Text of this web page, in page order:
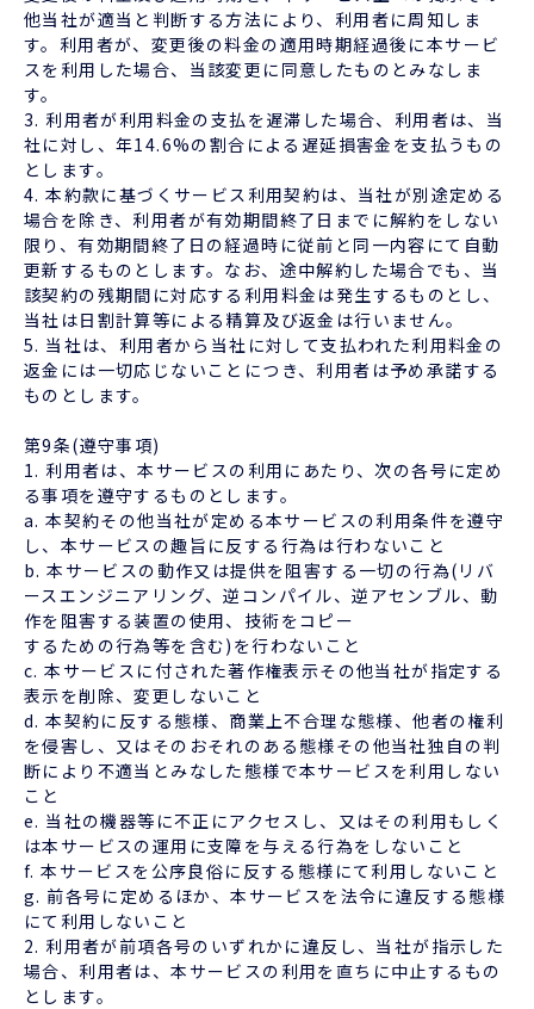
他当社が適当と判断する方法により、利用者に周知しま
す。利用者が、変更後の料金の適用時期経過後に本サービ
スを利用した場合、当該変更に同意したものとみなしま
す。
3. 利用者が利用料金の支払を遅滞した場合、利用者は、当
社に対し、年14.6%の割合による遅延損害金を支払うもの
とします。
4. 本約款に基づくサービス利用契約は、当社が別途定める
場合を除き、利用者が有効期間終了日までに解約をしない
限り、有効期間終了日の経過時に従前と同一内容にて自動
更新するものとします。なお、途中解約した場合でも、当
該契約の残期間に対応する利用料金は発生するものとし、
当社は日割計算等による精算及び返金は行いません。
5. 当社は、利用者から当社に対して支払われた利用料金の
返金には一切応じないことにつき、利用者は予め承諾する
ものとします。
第9条(遵守事項)
1. 利用者は、本サービスの利用にあたり、次の各号に定め
る事項を遵守するものとします。
a. 本契約その他当社が定める本サービスの利用条件を遵守
し、本サービスの趣旨に反する行為は行わないこと
b. 本サービスの動作又は提供を阻害する一切の行為(リバ
ースエンジニアリング、逆コンパイル、逆アセンブル、動
作を阻害する装置の使用、技術をコピー
するための行為等を含む)を行わないこと
c. 本サービスに付された著作権表示その他当社が指定する
表示を削除、変更しないこと
d. 本契約に反する態様、商業上不合理な態様、他者の権利
を侵害し、又はそのおそれのある態様その他当社独自の判
断により不適当とみなした態様で本サービスを利用しない
こと
e. 当社の機器等に不正にアクセスし、又はその利用もしく
は本サービスの運用に支障を与える行為をしないこと
f. 本サービスを公序良俗に反する態様にて利用しないこと
g. 前各号に定めるほか、本サービスを法令に違反する態様
にて利用しないこと
2. 利用者が前項各号のいずれかに違反し、当社が指示した
場合、利用者は、本サービスの利用を直ちに中止するもの
とします。